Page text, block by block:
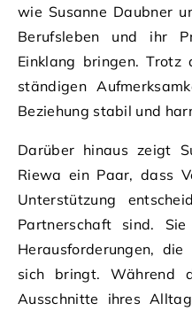
wie Susanne Daubner
Berufsleben und ihr
Einklang bringen. Trotz
ständigen
Beziehung stabil und
Darüber hinaus zeigt
Riewa ein Paar, dass
Unterstützung
Partnerschaft sind.
Herausforderungen,
sich bringt. Während
Ausschnitte ihres